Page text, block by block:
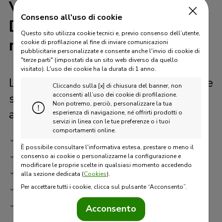
Vuoi conoscere Fideuram
Direct e saperne di più sul
mondo degli investimenti?
L’app Welcome+, con una navigazione
semplice e intuitiva, ti accompagna
alla scoperta delle:
Approfondimenti sui mercati finanziari
Temi di investimento
Il mondo dell’economia sostenibile
Contenuti di educazione finanziaria
Consenso all'uso di cookie
Questo sito utilizza cookie tecnici e, previo consenso dell’utente,
cookie di profilazione al fine di inviare comunicazioni
pubblicitarie personalizzate e consente anche l'invio di cookie di
"terze parti" (impostati da un sito web diverso da quello
visitato). L'uso dei cookie ha la durata di 1 anno.
Cliccando sulla [x] di chiusura del banner, non
acconsenti all’uso dei cookie di profilazione.
Non potremo, perciò, personalizzare la tua
esperienza di navigazione, né offrirti prodotti o
servizi in linea con le tue preferenze o i tuoi
comportamenti online.
È possibile consultare l'informativa estesa, prestare o meno il
consenso ai cookie o personalizzarne la configurazione e
modificare le proprie scelte in qualsiasi momento accedendo
alla sezione dedicata (Cookies).
Per accettare tutti i cookie, clicca sul pulsante “Acconsento”.
Acconsento